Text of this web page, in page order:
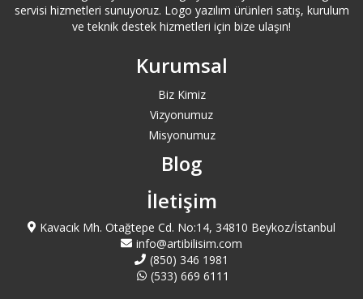
Sarıyer Logo Satış
Tuzla Logo Satış
servisi hizmetleri sunuyoruz. Logo yazılım ürünleri satış, kurulum
ve teknik destek hizmetleri için bize ulaşın!
Kurumsal
Biz Kimiz
Vizyonumuz
Misyonumuz
Blog
İletişim
Kavacık Mh. Otağtepe Cd. No:14, 34810 Beykoz/İstanbul
info@artibilisim.com
(850) 346 1981
(533) 669 6111